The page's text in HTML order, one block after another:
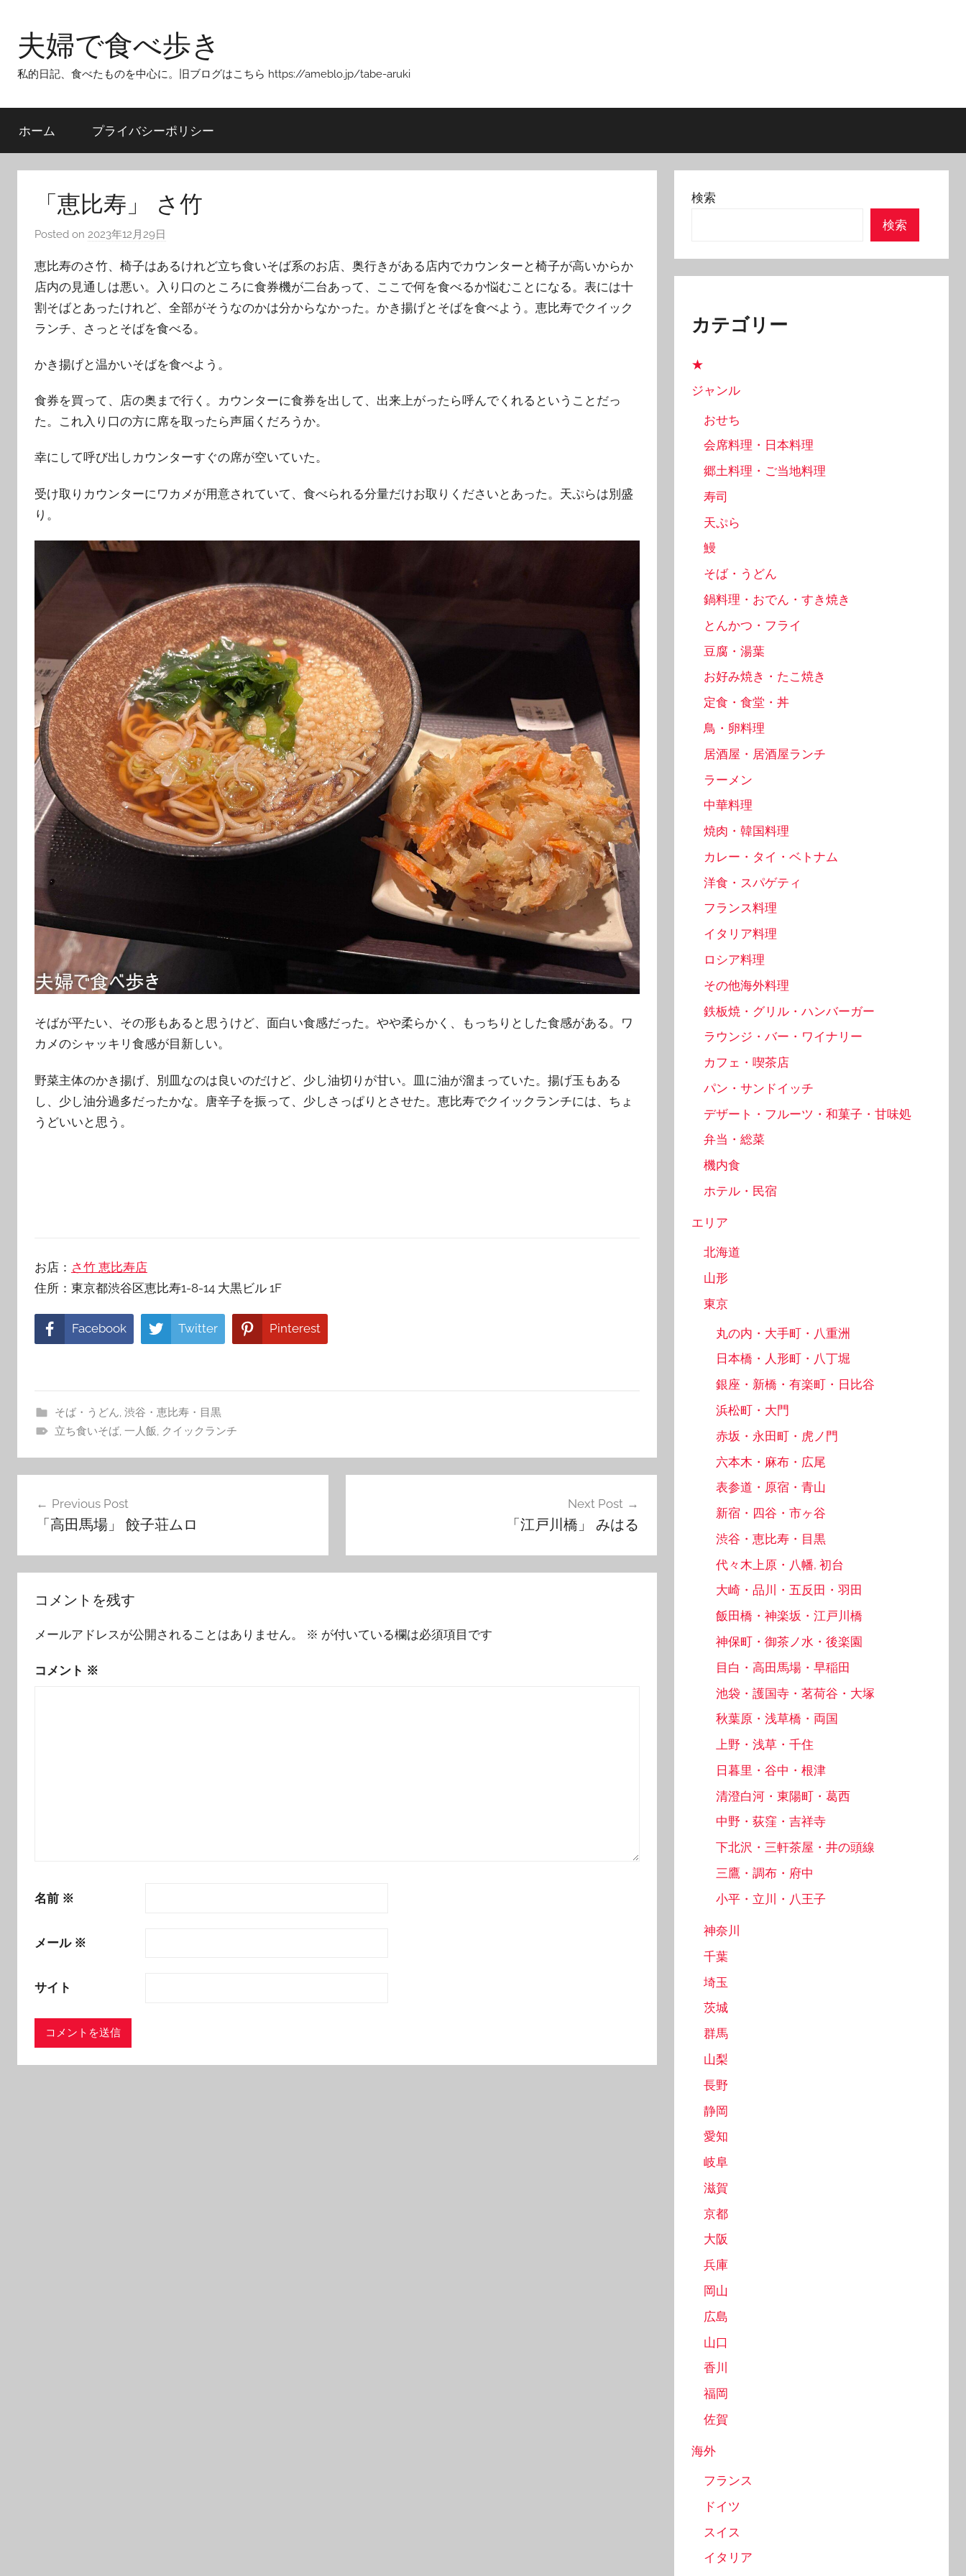
content
夫婦で食べ歩き
私的日記、食べたものを中心に。旧ブログはこちら https://ameblo.jp/tabe-aruki
ホーム プライバシーポリシー
「恵比寿」 さ竹
Posted on 2023年12月29日
T
o
m
恵比寿のさ竹、椅子はあるけれど立ち食いそば系のお店、奥行きがある店内でカウンターと椅子が高いからか
店内の見通しは悪い。入り口のところに食券機が二台あって、ここで何を食べるか悩むことになる。表には十
割そばとあったけれど、全部がそうなのかは分からなかった。かき揚げとそばを食べよう。恵比寿でクイック
ランチ、さっとそばを食べる。
かき揚げと温かいそばを食べよう。
食券を買って、店の奥まで行く。カウンターに食券を出して、出来上がったら呼んでくれるということだっ
た。これ入り口の方に席を取ったら声届くだろうか。
幸にして呼び出しカウンターすぐの席が空いていた。
受け取りカウンターにワカメが用意されていて、食べられる分量だけお取りくださいとあった。天ぷらは別盛
り。
そばが平たい、その形もあると思うけど、面白い食感だった。やや柔らかく、もっちりとした食感がある。ワ
カメのシャッキリ食感が目新しい。
野菜主体のかき揚げ、別皿なのは良いのだけど、少し油切りが甘い。皿に油が溜まっていた。揚げ玉もある
し、少し油分過多だったかな。唐辛子を振って、少しさっぱりとさせた。恵比寿でクイックランチには、ちょ
うどいいと思う。
お店： さ竹 恵比寿店
住所：東京都渋谷区恵比寿1-8-14 大黒ビル 1F
Facebook Twitter Pinterest
そば・うどん, 渋谷・恵比寿・目黒
立ち食いそば, 一人飯, クイックランチ
Previous Post
「高田馬場」 餃子荘ムロ
Next Post
「江戸川橋」 みはる
コメントを残す
メールアドレスが公開されることはありません。 ※ が付いている欄は必須項目です
コメント ※
名前 ※
メール ※
サイト
検索
検索
カテゴリー
★
ジャンル
おせち
会席料理・日本料理
郷土料理・ご当地料理
寿司
天ぷら
鰻
そば・うどん
鍋料理・おでん・すき焼き
とんかつ・フライ
豆腐・湯葉
お好み焼き・たこ焼き
定食・食堂・丼
鳥・卵料理
居酒屋・居酒屋ランチ
ラーメン
中華料理
焼肉・韓国料理
カレー・タイ・ベトナム
洋食・スパゲティ
フランス料理
イタリア料理
ロシア料理
その他海外料理
鉄板焼・グリル・ハンバーガー
ラウンジ・バー・ワイナリー
カフェ・喫茶店
パン・サンドイッチ
デザート・フルーツ・和菓子・甘味処
弁当・総菜
機内食
ホテル・民宿
エリア
北海道
山形
東京
丸の内・大手町・八重洲
日本橋・人形町・八丁堀
銀座・新橋・有楽町・日比谷
浜松町・大門
赤坂・永田町・虎ノ門
六本木・麻布・広尾
表参道・原宿・青山
新宿・四谷・市ヶ谷
渋谷・恵比寿・目黒
代々木上原・八幡, 初台
大崎・品川・五反田・羽田
飯田橋・神楽坂・江戸川橋
神保町・御茶ノ水・後楽園
目白・高田馬場・早稲田
池袋・護国寺・茗荷谷・大塚
秋葉原・浅草橋・両国
上野・浅草・千住
日暮里・谷中・根津
清澄白河・東陽町・葛西
中野・荻窪・吉祥寺
下北沢・三軒茶屋・井の頭線
三鷹・調布・府中
小平・立川・八王子
神奈川
千葉
埼玉
茨城
群馬
山梨
長野
静岡
愛知
岐阜
滋賀
京都
大阪
兵庫
岡山
広島
山口
香川
福岡
佐賀
海外
フランス
ドイツ
スイス
イタリア